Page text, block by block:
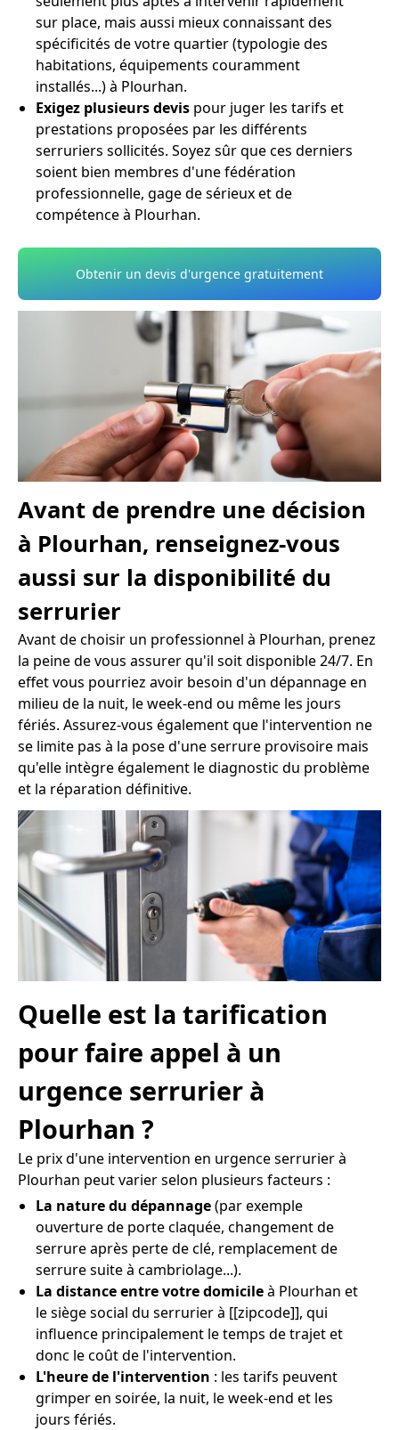
sur place, mais aussi mieux connaissant des
spécificités de votre quartier (typologie des
habitations, équipements couramment
installés...) à Plourhan.
Exigez plusieurs devis pour juger les tarifs et
prestations proposées par les différents
serruriers sollicités. Soyez sûr que ces derniers
soient bien membres d'une fédération
professionnelle, gage de sérieux et de
compétence à Plourhan.
Obtenir un devis d'urgence gratuitement
Avant de prendre une décision
à Plourhan, renseignez-vous
aussi sur la disponibilité du
serrurier
Avant de choisir un professionnel à Plourhan, prenez
la peine de vous assurer qu'il soit disponible 24/7. En
effet vous pourriez avoir besoin d'un dépannage en
milieu de la nuit, le week-end ou même les jours
fériés. Assurez-vous également que l'intervention ne
se limite pas à la pose d'une serrure provisoire mais
qu'elle intègre également le diagnostic du problème
et la réparation définitive.
Quelle est la tarification
pour faire appel à un
urgence serrurier à
Plourhan ?
Le prix d'une intervention en urgence serrurier à
Plourhan peut varier selon plusieurs facteurs :
La nature du dépannage(par exemple
ouverture de porte claquée, changement de
serrure après perte de clé, remplacement de
serrure suite à cambriolage...).
La distance entre votre domicileà Plourhan et
le siège social du serrurier à [[zipcode]], qui
influence principalement le temps de trajet et
donc le coût de l'intervention.
L'heure de l'intervention : les tarifs peuvent
grimper en soirée, la nuit, le week-end et les
jours fériés.